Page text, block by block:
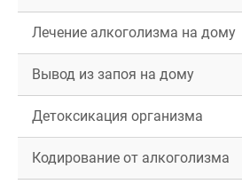
Лечение алкоголизма на дому
Вывод из запоя на дому
Детоксикация организма
Кодирование от алкоголизма